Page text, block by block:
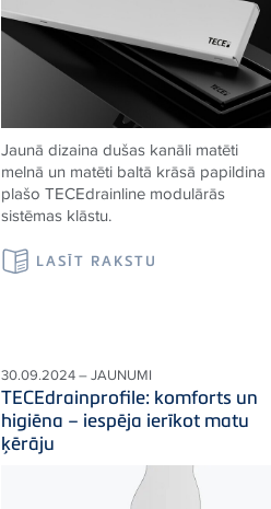
Jaunā dizaina dušas kanāli matēti
melnā un matēti baltā krāsā papildina
plašo TECEdrainline modulārās
sistēmas klāstu.
LASĪT RAKSTU
30.09.2024 – JAUNUMI
TECEdrainprofile: komforts un
higiēna – iespēja ierīkot matu
ķērāju